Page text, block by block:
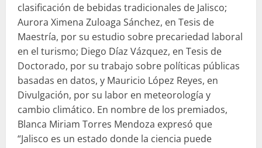
clasificación de bebidas tradicionales de Jalisco;
Aurora Ximena Zuloaga Sánchez, en Tesis de
Maestría, por su estudio sobre precariedad laboral
en el turismo; Diego Díaz Vázquez, en Tesis de
Doctorado, por su trabajo sobre políticas públicas
basadas en datos, y Mauricio López Reyes, en
Divulgación, por su labor en meteorología y
cambio climático. En nombre de los premiados,
Blanca Miriam Torres Mendoza expresó que
“Jalisco es un estado donde la ciencia puede